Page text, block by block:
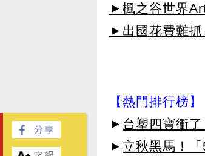
►楓之谷世界
►出國花費難抓
【熱門排行榜】
► 台塑四寶衝
► 立秋黑馬！